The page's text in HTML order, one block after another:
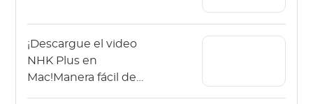
¡Descargue el video
NHK Plus en
Mac!Manera fácil de